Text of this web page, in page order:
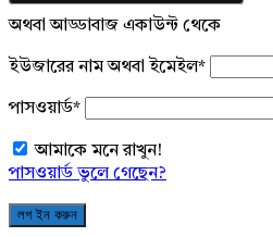
অথবা আড্ডাবাজ একাউন্ট থেকে
ইউজারের নাম অথবা ইমেইল*
পাসওয়ার্ড*
আমাকে মনে রাখুন!
পাসওয়ার্ড ভুলে গেছেন?